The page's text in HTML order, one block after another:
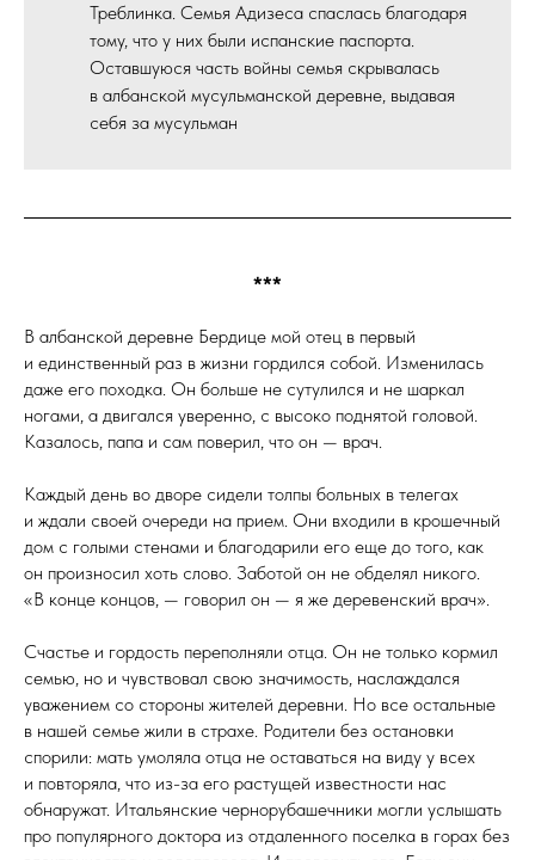
Треблинка. Семья Адизеса спаслась благодаря
тому, что у них были испанские паспорта.
Оставшуюся часть войны семья скрывалась
в албанской мусульманской деревне, выдавая
себя за мусульман
***
В албанской деревне Бердице мой отец в первый
и единственный раз в жизни гордился собой. Изменилась
даже его походка. Он больше не сутулился и не шаркал
ногами, а двигался уверенно, с высоко поднятой головой.
Казалось, папа и сам поверил, что он — врач.
Каждый день во дворе сидели толпы больных в телегах
и ждали своей очереди на прием. Они входили в крошечный
дом с голыми стенами и благодарили его еще до того, как
он произносил хоть слово. Заботой он не обделял никого.
«В конце концов, — говорил он — я же деревенский врач».
Счастье и гордость переполняли отца. Он не только кормил
семью, но и чувствовал свою значимость, наслаждался
уважением со стороны жителей деревни. Но все остальные
в нашей семье жили в страхе. Родители без остановки
спорили: мать умоляла отца не оставаться на виду у всех
и повторяла, что из-за его растущей известности нас
обнаружат. Итальянские чернорубашечники могли услышать
про популярного доктора из отдаленного поселка в горах без